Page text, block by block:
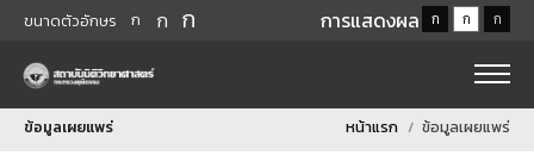
ขนาดตัวอักษร ก ก ก การแสดงผล ก ก ก
ข้อมูลเผยแพร่ หน้าแรก ข้อมูลเผยแพร่